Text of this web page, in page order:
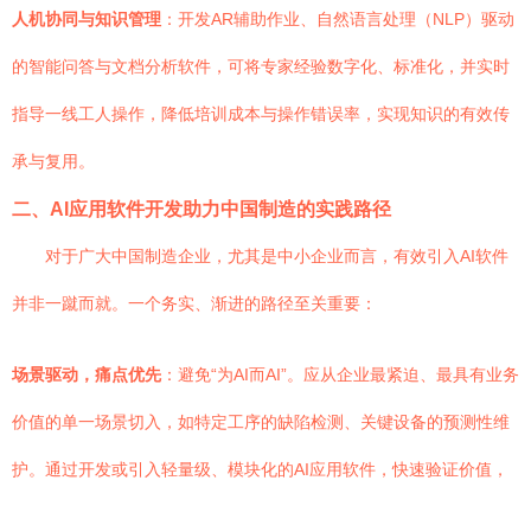
人机协同与知识管理 ：开发AR辅助作业、自然语言处理（NLP）驱动
的智能问答与文档分析软件，可将专家经验数字化、标准化，并实时
指导一线工人操作，降低培训成本与操作错误率，实现知识的有效传
承与复用。
二、AI应用软件开发助力中国制造的实践路径
对于广大中国制造企业，尤其是中小企业而言，有效引入AI软件
并非一蹴而就。一个务实、渐进的路径至关重要：
场景驱动，痛点优先 ：避免“为AI而AI”。应从企业最紧迫、最具有业务
价值的单一场景切入，如特定工序的缺陷检测、关键设备的预测性维
护。通过开发或引入轻量级、模块化的AI应用软件，快速验证价值，